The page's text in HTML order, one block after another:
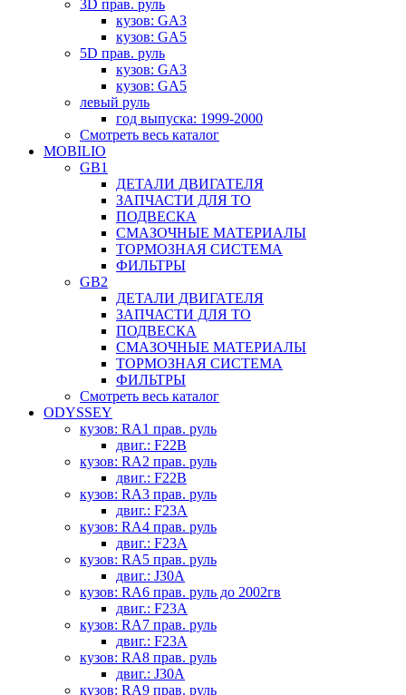
3D прав. руль
кузов: GA3
кузов: GA5
5D прав. руль
кузов: GA3
кузов: GA5
левый руль
год выпуска: 1999-2000
Смотреть весь каталог
MOBILIO
GB1
ДЕТАЛИ ДВИГАТЕЛЯ
ЗАПЧАСТИ ДЛЯ ТО
ПОДВЕСКА
СМАЗОЧНЫЕ МАТЕРИАЛЫ
ТОРМОЗНАЯ СИСТЕМА
ФИЛЬТРЫ
GB2
ДЕТАЛИ ДВИГАТЕЛЯ
ЗАПЧАСТИ ДЛЯ ТО
ПОДВЕСКА
СМАЗОЧНЫЕ МАТЕРИАЛЫ
ТОРМОЗНАЯ СИСТЕМА
ФИЛЬТРЫ
Смотреть весь каталог
ODYSSEY
кузов: RA1 прав. руль
двиг.: F22B
кузов: RA2 прав. руль
двиг.: F22B
кузов: RA3 прав. руль
двиг.: F23A
кузов: RA4 прав. руль
двиг.: F23A
кузов: RA5 прав. руль
двиг.: J30A
кузов: RA6 прав. руль до 2002гв
двиг.: F23A
кузов: RA7 прав. руль
двиг.: F23A
кузов: RA8 прав. руль
двиг.: J30A
кузов: RA9 прав. руль